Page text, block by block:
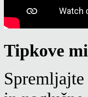
Tipkove